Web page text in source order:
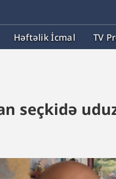
Həftəlik İcmal TV
seçkidə